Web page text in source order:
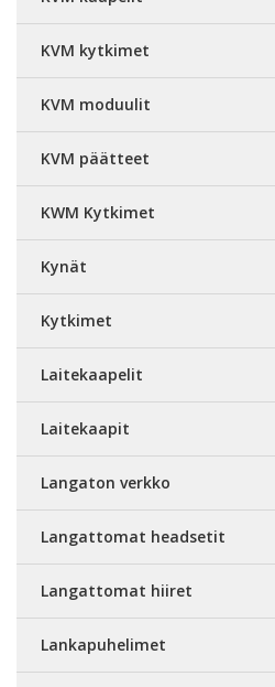
KVM kytkimet
KVM moduulit
KVM päätteet
KWM Kytkimet
Kynät
Kytkimet
Laitekaapelit
Laitekaapit
Langaton verkko
Langattomat headsetit
Langattomat hiiret
Lankapuhelimet